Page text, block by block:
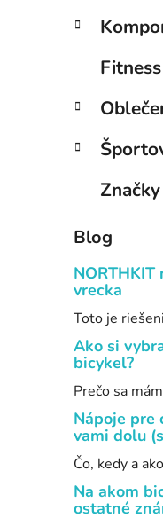
Značky
Blog
vrecka
Toto je
Ako si
bicykel?
Prečo sa
Nápoje pre
vami dolu
Čo, kedy a
Na akom
ostatné